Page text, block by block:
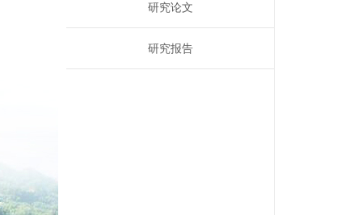
研究论文
研究报告